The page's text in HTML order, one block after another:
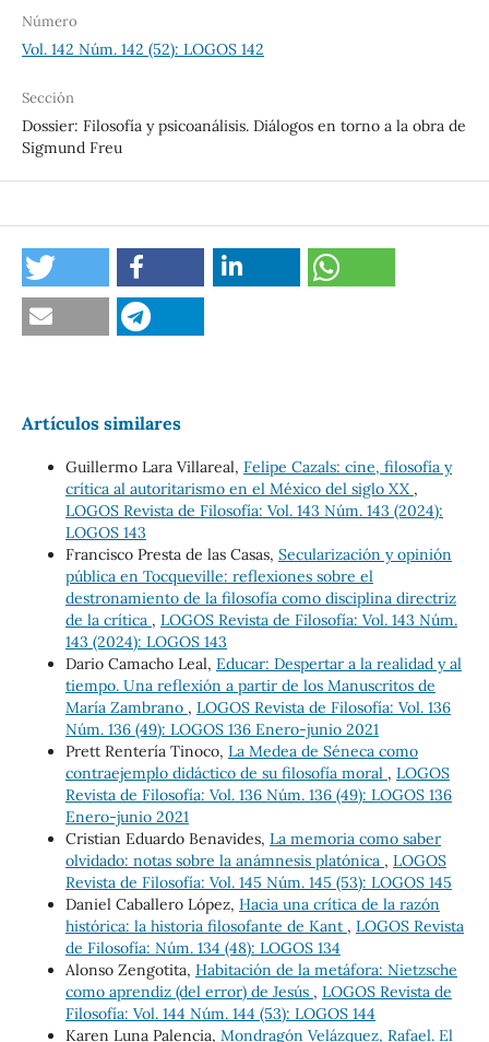
Número
Vol. 142 Núm. 142 (52): LOGOS 142
Sección
Dossier: Filosofía y psicoanálisis. Diálogos en torno a la obra de
Sigmund Freu
Artículos similares
Guillermo Lara Villareal, Felipe Cazals: cine, filosofía y
crítica al autoritarismo en el México del siglo XX ,
LOGOS Revista de Filosofía: Vol. 143 Núm. 143 (2024):
LOGOS 143
Francisco Presta de las Casas, Secularización y opinión
pública en Tocqueville: reflexiones sobre el
destronamiento de la filosofía como disciplina directriz
de la crítica , LOGOS Revista de Filosofía: Vol. 143 Núm.
143 (2024): LOGOS 143
Dario Camacho Leal, Educar: Despertar a la realidad y al
tiempo. Una reflexión a partir de los Manuscritos de
María Zambrano , LOGOS Revista de Filosofía: Vol. 136
Núm. 136 (49): LOGOS 136 Enero-junio 2021
Prett Rentería Tinoco, La Medea de Séneca como
contraejemplo didáctico de su filosofía moral , LOGOS
Revista de Filosofía: Vol. 136 Núm. 136 (49): LOGOS 136
Enero-junio 2021
Cristian Eduardo Benavides, La memoria como saber
olvidado: notas sobre la anámnesis platónica , LOGOS
Revista de Filosofía: Vol. 145 Núm. 145 (53): LOGOS 145
Daniel Caballero López, Hacia una crítica de la razón
histórica: la historia filosofante de Kant , LOGOS Revista
de Filosofía: Núm. 134 (48): LOGOS 134
Alonso Zengotita, Habitación de la metáfora: Nietzsche
como aprendiz (del error) de Jesús , LOGOS Revista de
Filosofía: Vol. 144 Núm. 144 (53): LOGOS 144
Karen Luna Palencia, Mondragón Velázquez, Rafael. El